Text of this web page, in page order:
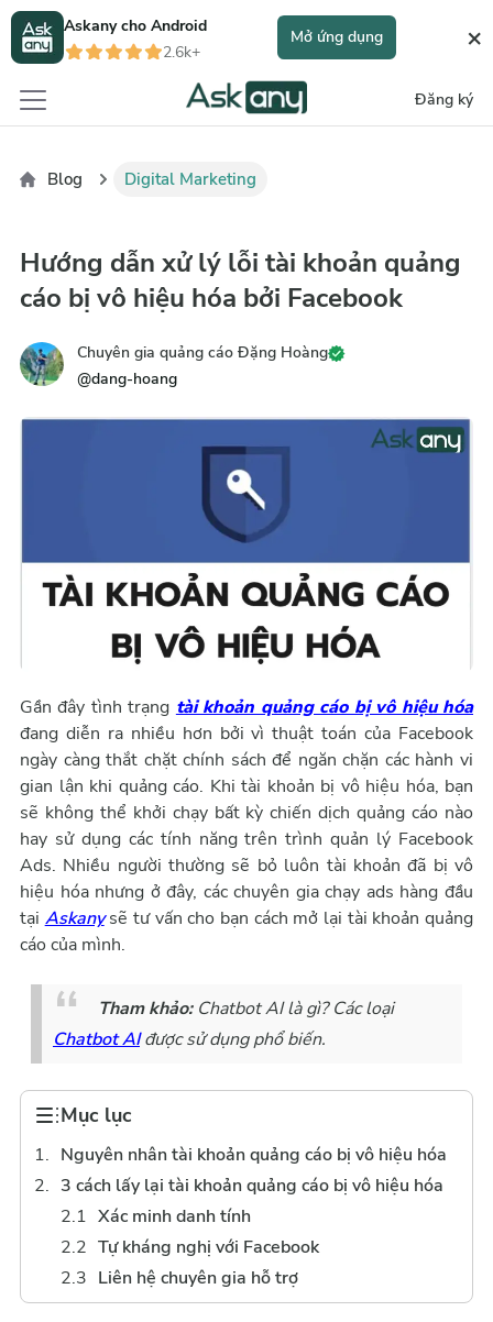
Askany cho Android
2.6k+
Mở ứng dụng ×
Đăng ký
Blog Digital Marketing
Hướng dẫn xử lý lỗi tài khoản quảng
cáo bị vô hiệu hóa bởi Facebook
Chuyên gia quảng cáo Đặng Hoàng
@dang-hoang
Gần đây tình trạng tài khoản quảng cáo bị vô hiệu hóa
đang diễn ra nhiều hơn bởi vì thuật toán của Facebook
ngày càng thắt chặt chính sách để ngăn chặn các hành vi
gian lận khi quảng cáo. Khi tài khoản bị vô hiệu hóa, bạn
sẽ không thể khởi chạy bất kỳ chiến dịch quảng cáo nào
hay sử dụng các tính năng trên trình quản lý Facebook
Ads. Nhiều người thường sẽ bỏ luôn tài khoản đã bị vô
hiệu hóa nhưng ở đây, các chuyên gia chạy ads hàng đầu
tại Askanysẽ tư vấn cho bạn cách mở lại tài khoản quảng
cáo của mình.
Tham khảo: Chatbot AI là gì? Các loại
Chatbot AIđược sử dụng phổ biến.
Mục lục
Nguyên nhân tài khoản quảng cáo bị vô hiệu hóa
3 cách lấy lại tài khoản quảng cáo bị vô hiệu hóa
Xác minh danh tính
Tự kháng nghị với Facebook
Liên hệ chuyên gia hỗ trợ